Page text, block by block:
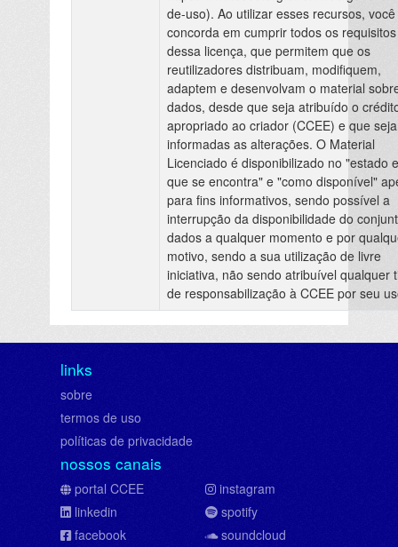
de-uso). Ao utilizar esses recursos, você
concorda em cumprir todos os requisitos
dessa licença, que permitem que os
reutilizadores distribuam, modifiquem,
adaptem e desenvolvam o material
dados, desde que seja atribuído o
apropriado ao criador (CCEE) e que
informadas as alterações. O Material
Licenciado é disponibilizado no "estado
que se encontra" e "como disponível"
para fins informativos, sendo possível a
interrupção da disponibilidade do
dados a qualquer momento e por
motivo, sendo a sua utilização de livre
iniciativa, não sendo atribuível qualquer
de responsabilização à CCEE por seu
links
sobre
termos de uso
políticas de privacidade
nossos canais
portal CCEE
linkedin
facebook
instagram
spotify
soundcloud